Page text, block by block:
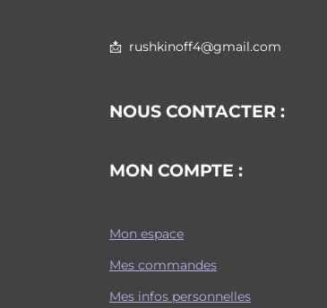
📩 rushkinoff4@gmail.com
NOUS CONTACTER :
MON COMPTE :
Mon espace
Mes commandes
Mes infos personnelles